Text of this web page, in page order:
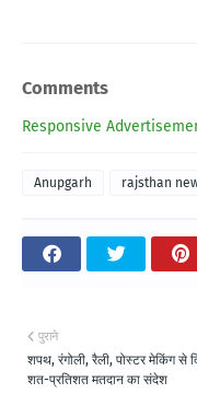
Comments
Responsive
Anupgarh rajsthan
पुराने
शपथ, रंगोली, रैली, पोस्टर मेकिंग से
शत-प्रतिशत मतदान का संदेश